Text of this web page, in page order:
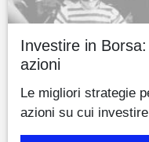
Investire in
azioni
Le migliori strategie
azioni su cui investire